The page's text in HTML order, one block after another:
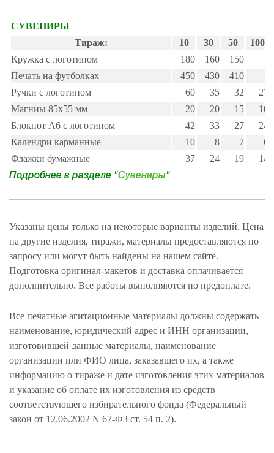
СУВЕНИРЫ
Тираж:
10 30 50
100
Кружка с логотипом
180 160
150
Печать на футболках
450 430
410
Ручки с логотипом
60 35 32
27
Магниы 85х55 мм
20 20 15
10
Блокнот А6 с логотипом
42 33 27
24
Календри карманные
10 8 7
6
Флажки бумажные
37 24 19 14
Подробнее в разделе "Сувениры"
Указаны цены только на некоторые варианты изделий. Цена
на другие изделия, тиражи, материалы предоставляются по
запросу или могут быть найдены на нашем сайте.
Подготовка оригинал-макетов и доставка оплачивается
дополнительно. Все работы выполняются по предоплате.
Все печатные агитационные материалы должны содержать
наименование, юридический адрес и ИНН организации,
изготовившей данные материалы, наименование
организации или ФИО лица, заказавшего их, а также
информацию о тираже и дате изготовления этих материалов
и указание об оплате их изготовления из средств
соответствующего избирательного фонда (Федеральный
закон от 12.06.2002 N 67-ФЗ ст. 54 п. 2).